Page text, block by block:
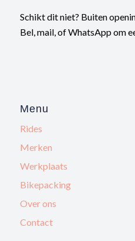
Schikt dit niet? Buiten
Bel, mail, of WhatsApp om
Menu
Rides
Merken
Werkplaats
Bikepacking
Over ons
Contact